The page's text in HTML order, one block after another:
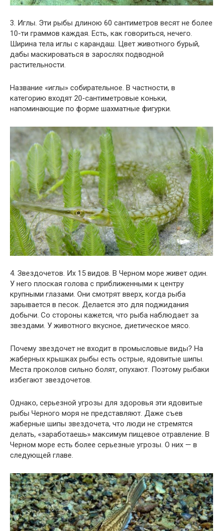
3. Иглы. Эти рыбы длиною 60 сантиметров весят не более
10-ти граммов каждая. Есть, как говориться, нечего.
Ширина тела иглы с карандаш. Цвет животного бурый,
дабы маскироваться в зарослях подводной
растительности.
Название «иглы» собирательное. В частности, в
категорию входят 20-сантиметровые коньки,
напоминающие по форме шахматные фигурки.
4. Звездочетов. Их 15 видов. В Черном море живет один.
У него плоская голова с приближенными к центру
крупными глазами. Они смотрят вверх, когда рыба
зарывается в песок. Делается это для поджидания
добычи. Со стороны кажется, что рыба наблюдает за
звездами. У животного вкусное, диетическое мясо.
Почему звездочет не входит в промысловые виды? На
жаберных крышках рыбы есть острые, ядовитые шипы.
Места проколов сильно болят, опухают. Поэтому рыбаки
избегают звездочетов.
Однако, серьезной угрозы для здоровья эти ядовитые
рыбы Черного моря не представляют. Даже съев
жаберные шипы звездочета, что люди не стремятся
делать, «заработаешь» максимум пищевое отравление. В
Черном море есть более серьезные угрозы. О них — в
следующей главе.